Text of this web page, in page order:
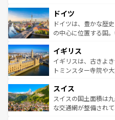
せる。地方によって
ンテンツ一覧を参照
で、幅広い魅力が詰
聖堂、美しいビーチ
から魅了する。また
いる。シャンパンの
香り高いラベンダー
らに、パリ以外の地
れる地方に足を運ぶ
きるだろう
を参照してほしい。
ドイツ
ドイツは、豊かな歴
の中心に位置する国
顔を持つこの国は、
ルリンの文化的活気
してライン川沿いの
は、お酒好きな人にはぜひ
ドイツ情報はコンテ
イギリス
イギリスは、古きよ
トミンスター寺院や
リアごとに異なる魅
ティー、ビール好き
戦など、本場だから
スイス
スイスの国土面積は
な交通網が整備され